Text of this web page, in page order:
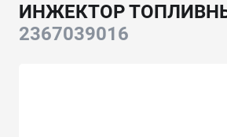
ИНЖЕКТОР
2367039016